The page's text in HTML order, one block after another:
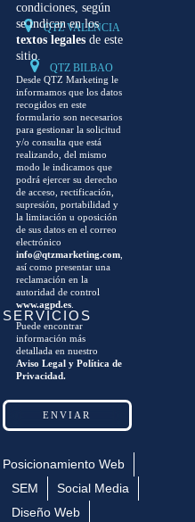
condiciones, según
se indican en los
textos legalesde este
sitio.
Desde QTZ Marketing le
informamos que los datos
recogidos en este
formulario son necesarios
para gestionar la solicitud
y/o consulta que está
realizando, del mismo
modo le indicamos que
podrá ejercer su derecho
de acceso, rectificación,
supresión, portabilidad y
la limitación u oposición
de sus datos en el correo
electrónico
info@qtzmarketing.com,
así como presentar una
reclamación en la
autoridad de control
www.agpd.es.
Puede encontrar
información más
detallada en nuestro
Aviso Legal y Política de
Privacidad.
QTZ VALENCIA
QTZ BILBAO
SERVICIOS
Posicionamiento Web
SEM
Social Media
Diseño Web